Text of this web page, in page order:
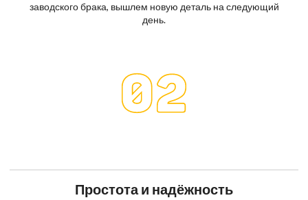
заводского брака, вышлем новую деталь на следующий
день.
Простота и надёжность